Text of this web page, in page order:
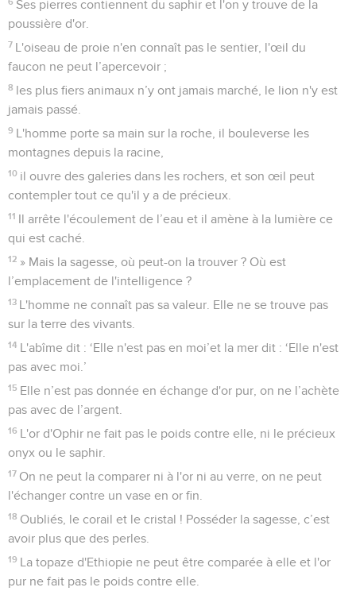
Ses pierres contiennent du saphir et l'on y trouve de la
poussière d'or.
7 L'oiseau de proie n'en connaît pas le sentier, l'œil du
faucon ne peut l’apercevoir ;
8 les plus fiers animaux n’y ont jamais marché, le lion n'y est
jamais passé.
9 L'homme porte sa main sur la roche, il bouleverse les
montagnes depuis la racine,
10 il ouvre des galeries dans les rochers, et son œil peut
contempler tout ce qu'il y a de précieux.
11 Il arrête l'écoulement de l’eau et il amène à la lumière ce
qui est caché.
12 » Mais la sagesse, où peut-on la trouver ? Où est
l’emplacement de l'intelligence ?
13 L'homme ne connaît pas sa valeur. Elle ne se trouve pas
sur la terre des vivants.
14 L'abîme dit : ‘Elle n'est pas en moi’et la mer dit : ‘Elle n'est
pas avec moi.’
15 Elle n’est pas donnée en échange d'or pur, on ne l’achète
pas avec de l’argent.
16 L'or d'Ophir ne fait pas le poids contre elle, ni le précieux
onyx ou le saphir.
17 On ne peut la comparer ni à l'or ni au verre, on ne peut
l'échanger contre un vase en or fin.
18 Oubliés, le corail et le cristal ! Posséder la sagesse, c’est
avoir plus que des perles.
19 La topaze d'Ethiopie ne peut être comparée à elle et l'or
pur ne fait pas le poids contre elle.